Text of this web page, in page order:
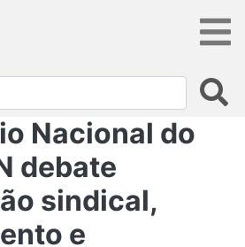
Nacional do
debate
sindical,
e